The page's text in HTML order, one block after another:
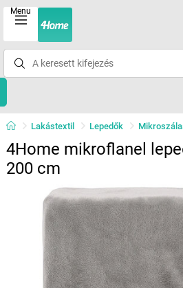
Menu
Lakástextil Lepedők
4Home mikroflanel
200 cm